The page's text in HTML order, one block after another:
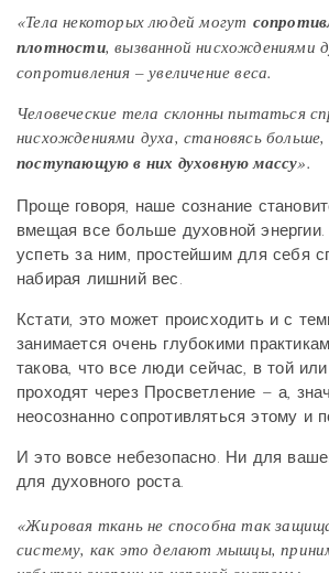
«Тела некоторых людей могут
плотности, вызванной нисхождениями
сопротивления – увеличение веса.
Человеческие тела склонны пытаться
нисхождениями духа, становясь
поступающую в них духовную массу».
Проще говоря, наше сознание
вмещая все больше духовной
успеть за ним, простейшим для себя
набирая лишний вес.
Кстати, это может происходить и с
занимается очень глубокими
такова, что все люди сейчас, в той
проходят через Просветление – а,
неосознанно сопротивляться этому и
И это вовсе небезопасно. Ни для
для духовного роста.
«Жировая ткань не способна так
систему, как это делают мышцы,